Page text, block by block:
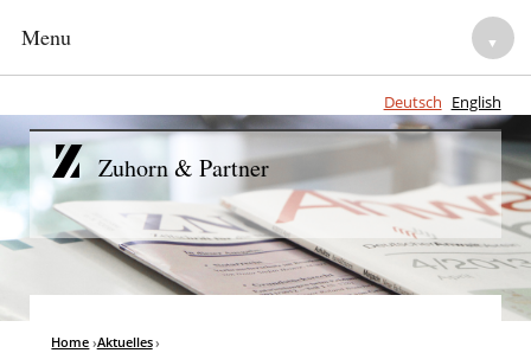
Menu ▼
Deutsch English
HOME
NOTARE ▼
ANWALTLICHE BERATUNG ▼
TEAM
Zuhorn & Partner
Home ›Aktuelles›